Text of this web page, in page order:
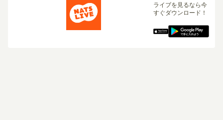
ライブを見るなら今
すぐダウンロード！